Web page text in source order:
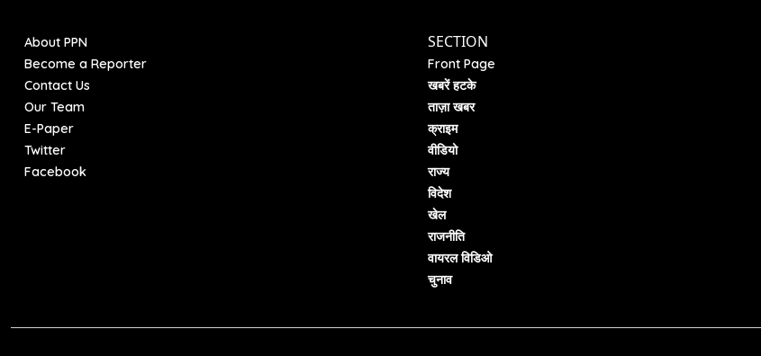
About PPN
Become a Reporter
Contact Us
Our Team
E-Paper
Twitter
Facebook
SECTION
Front Page
खबरें हटके
ताज़ा खबर
क्राइम
वीडियो
राज्य
विदेश
खेल
राजनीति
वायरल विडिओ
चुनाव